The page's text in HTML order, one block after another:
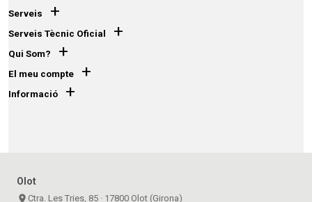
Serveis +
Serveis Tècnic Oficial +
Qui Som? +
El meu compte +
Informació +
Olot
place Ctra. Les Tries, 85 · 17800 Olot (Girona)